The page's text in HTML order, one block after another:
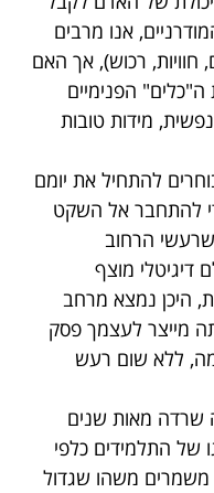
אנו מרבים
חוויות, רכוש), אך האם
הפנימיים
מידות טובות
להתחיל את יומם
כדי להתחבר אל השקט
הרחוב
דיגיטלי מוצף
היכן נמצא מרחב
מייצר לעצמך פסק
ללא שום רעש
מאות שנים
של התלמידים כלפי
משהו שגדול